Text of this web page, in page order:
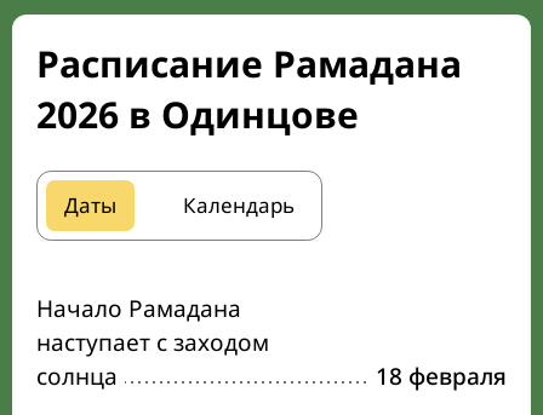
Расписание Рамадана
2026 в Одинцове
Даты Календарь
Начало Рамадана
наступает с заходом
солнца
18 февраля